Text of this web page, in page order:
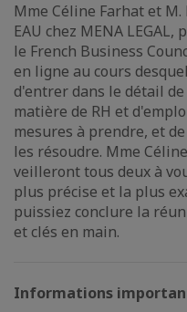
Mme Céline Farhat et
EAU chez MENA
le French Business
en ligne au cours
d'entrer dans le détail
matière de RH et
mesures à prendre, et
les résoudre. Mme
veilleront tous deux à
plus précise et la plus
puissiez conclure la
et clés en main.
Informations